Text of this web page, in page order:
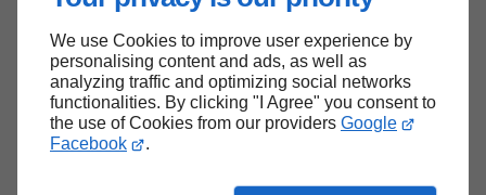
We use Cookies to improve user experience by
personalising content and ads, as well as
analyzing traffic and optimizing social networks
functionalities. By clicking "I Agree" you consent to
the use of Cookies from our providers Google
Facebook
.
Haut de page